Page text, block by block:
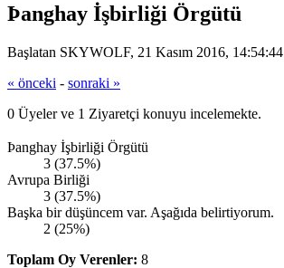
Þanghay İşbirliği Örgütü
Başlatan SKYWOLF, 21 Kasım 2016, 14:54:44
« önceki - sonraki »
0 Üyeler ve 1 Ziyaretçi konuyu incelemekte.
Þanghay İşbirliği Örgütü
3 (37.5%)
Avrupa Birliği
3 (37.5%)
Başka bir düşüncem var. Aşağıda belirtiyorum.
2 (25%)
Toplam Oy Verenler: 8